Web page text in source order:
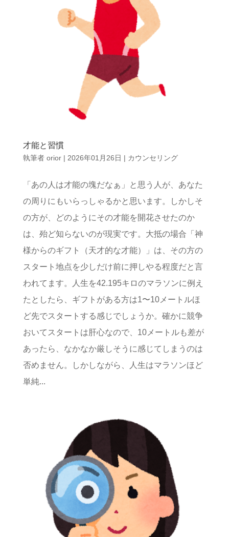
才能と習慣
執筆者 orior| 2026年01月26日 | カウンセリング
「あの人は才能の塊だなぁ」と思う人が、あなた
の周りにもいらっしゃるかと思います。しかしそ
の方が、どのようにその才能を開花させたのか
は、殆ど知らないのが現実です。大抵の場合「神
様からのギフト（天才的な才能）」は、その方の
スタート地点を少しだけ前に押しやる程度だと言
われてます。人生を42.195キロのマラソンに例え
たとしたら、ギフトがある方は1〜10メートルほ
ど先でスタートする感じでしょうか。確かに競争
おいてスタートは肝心なので、10メートルも差が
あったら、なかなか厳しそうに感じてしまうのは
否めません。しかしながら、人生はマラソンほど
単純...